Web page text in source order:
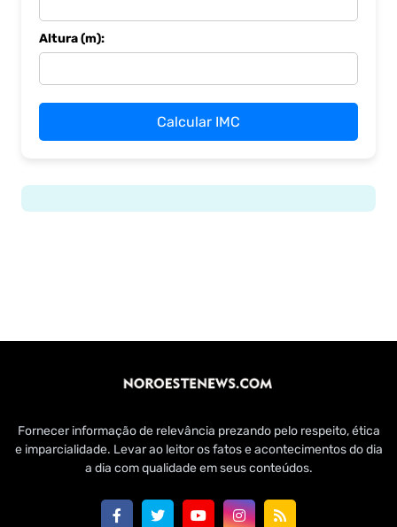
Altura (m):
Calcular IMC
Fornecer informação de relevância prezando pelo respeito, ética
e imparcialidade. Levar ao leitor os fatos e acontecimentos do dia
a dia com qualidade em seus conteúdos.